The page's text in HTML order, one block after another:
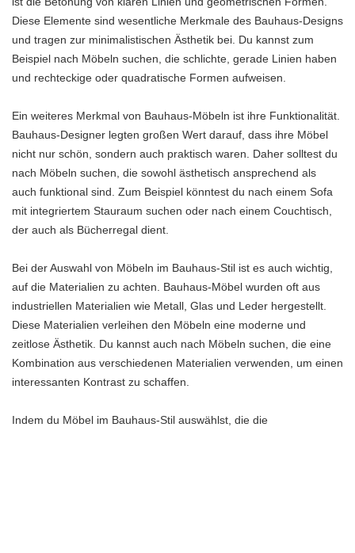
Diese Elemente sind wesentliche Merkmale des Bauhaus-Designs
und tragen zur minimalistischen Ästhetik bei. Du kannst zum
Beispiel nach Möbeln suchen, die schlichte, gerade Linien haben
und rechteckige oder quadratische Formen aufweisen.
Ein weiteres Merkmal von Bauhaus-Möbeln ist ihre Funktionalität.
Bauhaus-Designer legten großen Wert darauf, dass ihre Möbel
nicht nur schön, sondern auch praktisch waren. Daher solltest du
nach Möbeln suchen, die sowohl ästhetisch ansprechend als
auch funktional sind. Zum Beispiel könntest du nach einem Sofa
mit integriertem Stauraum suchen oder nach einem Couchtisch,
der auch als Bücherregal dient.
Bei der Auswahl von Möbeln im Bauhaus-Stil ist es auch wichtig,
auf die Materialien zu achten. Bauhaus-Möbel wurden oft aus
industriellen Materialien wie Metall, Glas und Leder hergestellt.
Diese Materialien verleihen den Möbeln eine moderne und
zeitlose Ästhetik. Du kannst auch nach Möbeln suchen, die eine
Kombination aus verschiedenen Materialien verwenden, um einen
interessanten Kontrast zu schaffen.
Indem du Möbel im Bauhaus-Stil auswählst, die die